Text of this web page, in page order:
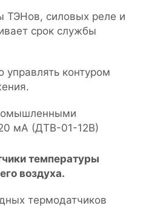
ТЭНов, силовых реле и
срок службы
управлять контуром
мА (ДТВ-01-12В)
температуры
воздуха.
термодатчиков